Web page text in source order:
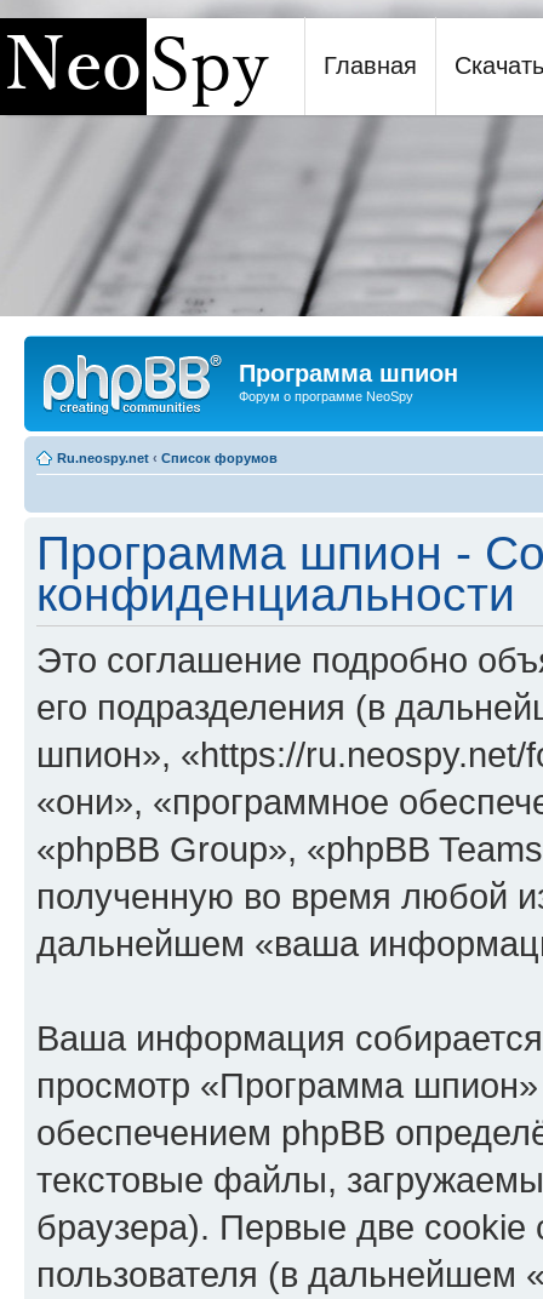
Программа шпион NeoSpy
Главная Скачать
Программа шпион
Форум о программе NeoSpy
Ru.neospy.net ‹ Список форумов
Программа шпион -
конфиденциальности
Это соглашение подробно
его подразделения (в
шпион», «https://
«они», «программное
«phpBB Group», «phpBB
полученную во время любой
дальнейшем «ваша
Ваша информация
просмотр «Программа
обеспечением phpBB
текстовые файлы,
браузера). Первые две cookie
пользователя (в дальнейшем